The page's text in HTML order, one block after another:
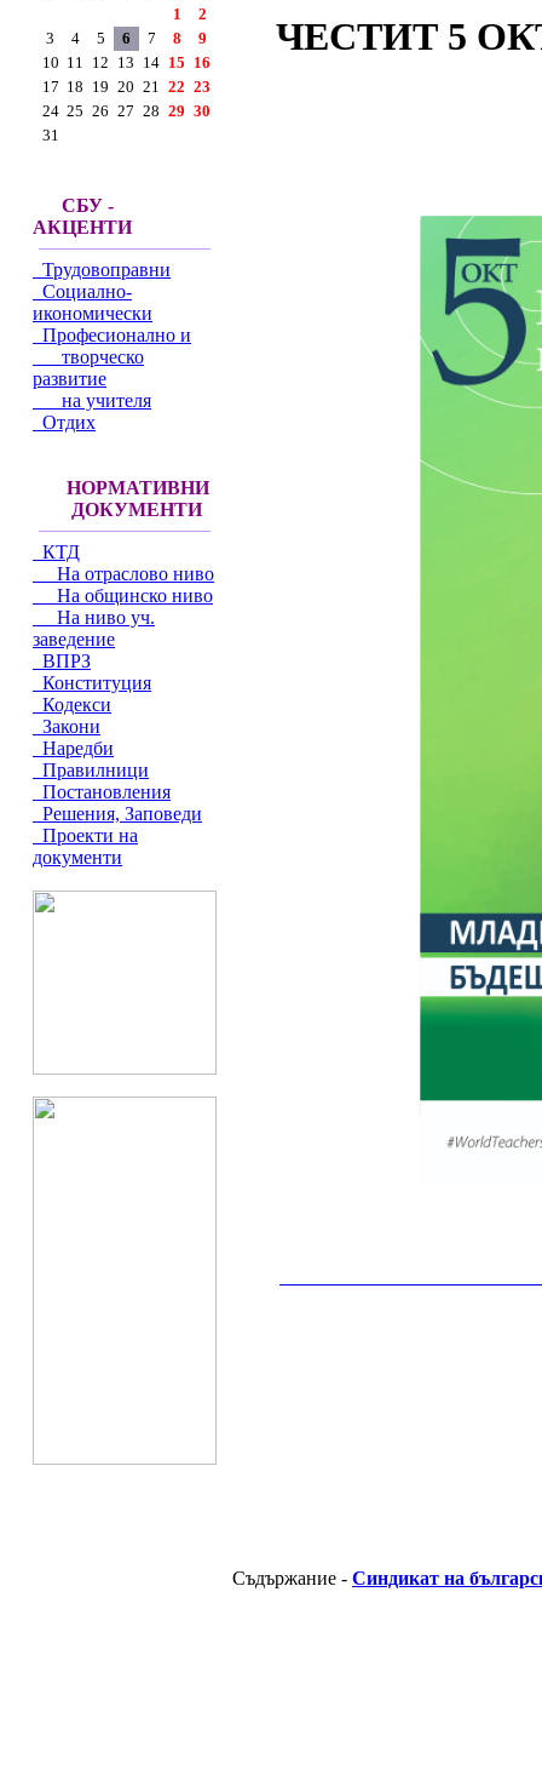
1
2
3
4 5 6 7 8
9
10 11 12 13 14 15 16
17 18 19 20 21 22 23
24 25 26 27 28 29 30
31
СБУ -
АКЦЕНТИ
Трудовоправни
Социално-
икономически
Професионално и
творческо
развитие
на учителя
Отдих
НОРМАТИВНИ
ДОКУМЕНТИ
КТД
На отраслово ниво
На общинско ниво
На ниво уч.
заведение
ВПРЗ
Конституция
Кодекси
Закони
Наредби
Правилници
Постановления
Решения, Заповеди
Проекти на
документи
ЧЕСТИТ 5
Съдържание - Синдикат на